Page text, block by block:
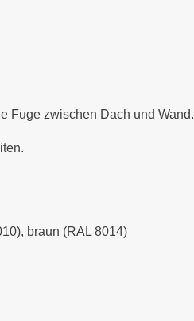
Fuge zwischen Dach und Wand.
braun (RAL 8014)